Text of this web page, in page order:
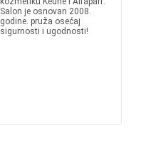
Salon je osnovan 2008.
godine. pruža osećaj
sigurnosti i ugodnosti!